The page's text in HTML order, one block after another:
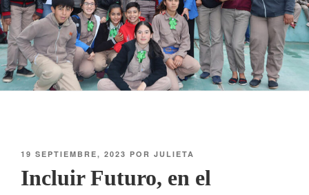
19 SEPTIEMBRE, 2023 POR JULIETA
Incluir Futuro, en el